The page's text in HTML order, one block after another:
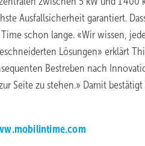
Ausfallsicherheit garantiert.
schon lange. «Wir wissen,
Lösungen» erklärt
Bestreben nach
Seite zu stehen.» Damit